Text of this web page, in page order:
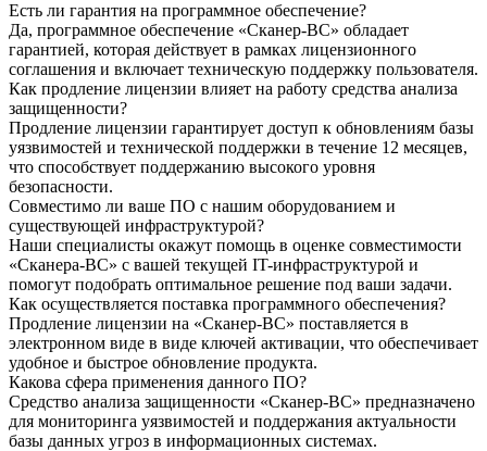
Есть ли гарантия на программное обеспечение?
Да, программное обеспечение «Сканер-ВС» обладает
гарантией, которая действует в рамках лицензионного
соглашения и включает техническую поддержку пользователя.
Как продление лицензии влияет на работу средства анализа
защищенности?
Продление лицензии гарантирует доступ к обновлениям базы
уязвимостей и технической поддержки в течение 12 месяцев,
что способствует поддержанию высокого уровня
безопасности.
Совместимо ли ваше ПО с нашим оборудованием и
существующей инфраструктурой?
Наши специалисты окажут помощь в оценке совместимости
«Сканера-ВС» с вашей текущей IT-инфраструктурой и
помогут подобрать оптимальное решение под ваши задачи.
Как осуществляется поставка программного обеспечения?
Продление лицензии на «Сканер-ВС» поставляется в
электронном виде в виде ключей активации, что обеспечивает
удобное и быстрое обновление продукта.
Какова сфера применения данного ПО?
Средство анализа защищенности «Сканер-ВС» предназначено
для мониторинга уязвимостей и поддержания актуальности
базы данных угроз в информационных системах.